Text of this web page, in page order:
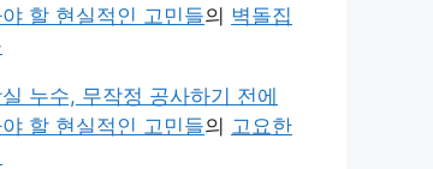
할 현실적인 고민들의 벽돌집
누수, 무작정 공사하기 전에
할 현실적인 고민들의 고요한